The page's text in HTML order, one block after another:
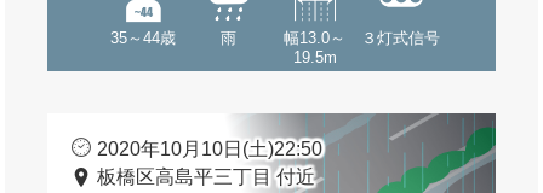
35～44歳 雨
幅13.0～
19.5m
３灯式信号
2020年10月10日(土)22:50
板橋区高島平三丁目 付近